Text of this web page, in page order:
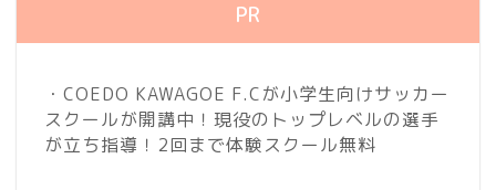
PR
・COEDO KAWAGOE F.Cが小学生向けサッカー
スクールが開講中！現役のトップレベルの選手
が立ち指導！2回まで体験スクール無料